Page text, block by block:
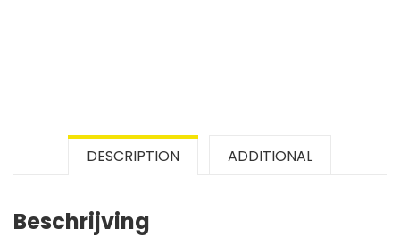
DESCRIPTION ADDITIONAL
Beschrijving